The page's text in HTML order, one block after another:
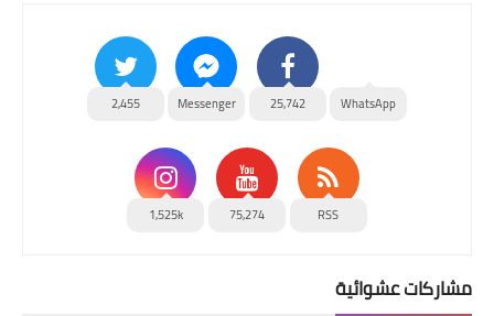
WhatsApp
25,742
Messenger
2,455
RSS
75,274
1,525k
مشاركات عشوائية